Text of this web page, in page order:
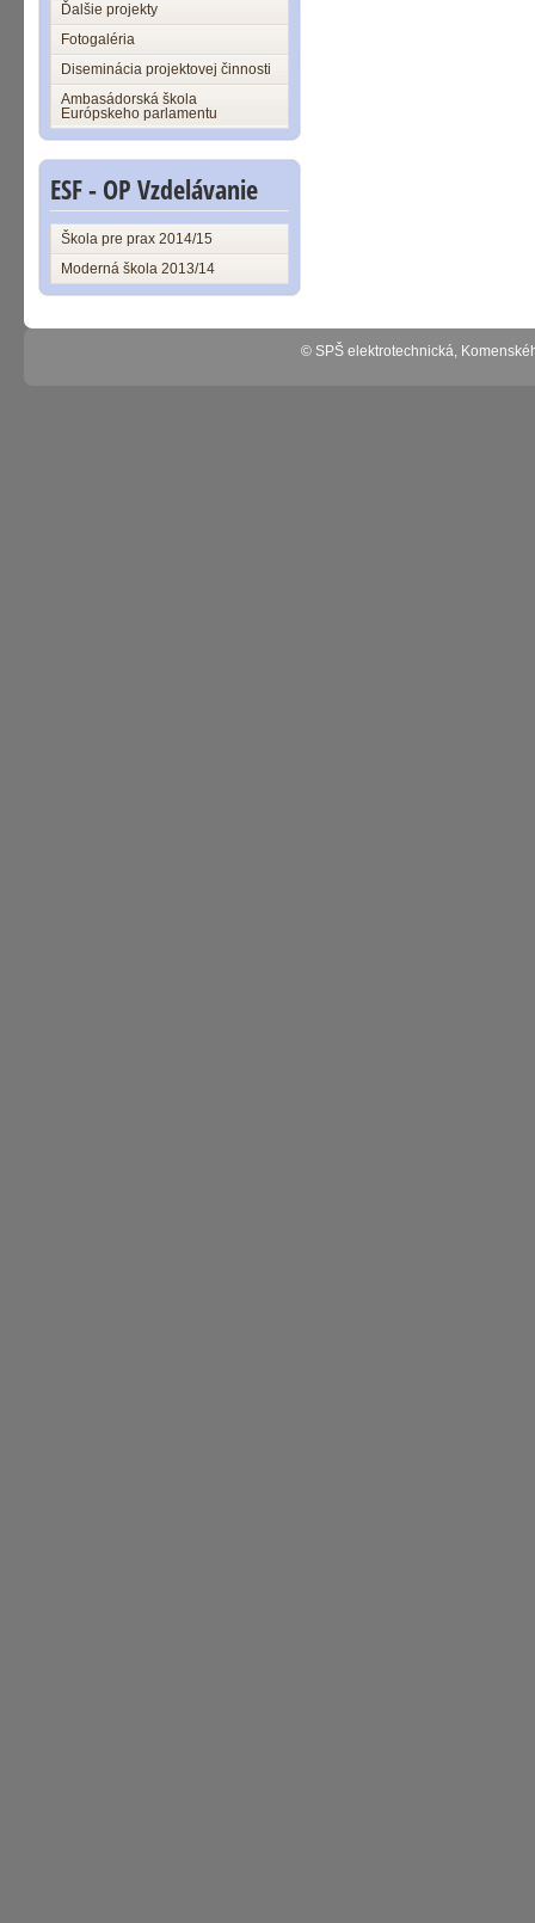
Ďalšie projekty
Fotogaléria
Diseminácia projektovej činnosti
Ambasádorská škola
Európskeho parlamentu
ESF - OP Vzdelávanie
Škola pre prax 2014/15
Moderná škola 2013/14
© SPŠ elektrotechnická,